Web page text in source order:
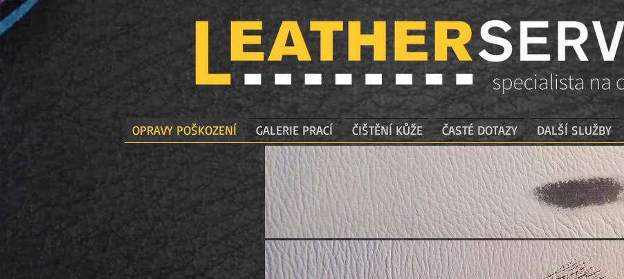
OPRAVY POŠKOZENÍ GALERIE PRACÍ ČIŠTĚNÍ KŮŽE ČASTÉ DOTAZY DALŠÍ SLUŽBY